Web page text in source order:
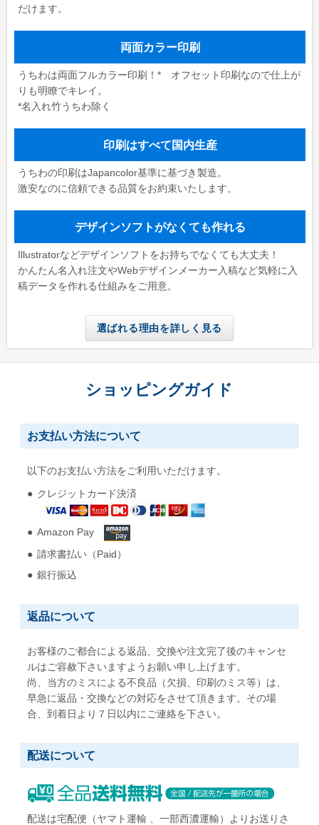
だけます。
両面カラー印刷
うちわは両面フルカラー印刷！* オフセット印刷なので仕上が
りも明瞭でキレイ。
*名入れ竹うちわ除く
印刷はすべて国内生産
うちわの印刷はJapancolor基準に基づき製造。
激安なのに信頼できる品質をお約束いたします。
デザインソフトがなくても作れる
Illustratorなどデザインソフトをお持ちでなくても大丈夫！
かんたん名入れ注文やWebデザインメーカー入稿など気軽に入
稿データを作れる仕組みをご用意。
選ばれる理由を詳しく見る
ショッピングガイド
お支払い方法について
以下のお支払い方法をご利用いただけます。
クレジットカード決済
Amazon Pay
請求書払い（Paid）
銀行振込
返品について
お客様のご都合による返品、交換や注文完了後のキャンセ
ルはご容赦下さいますようお願い申し上げます。
尚、当方のミスによる不良品（欠損、印刷のミス等）は、
早急に返品・交換などの対応をさせて頂きます。その場
合、到着日より７日以内にご連絡を下さい。
配送について
配送は宅配便（ヤマト運輸 、一部西濃運輸）よりお送りさ